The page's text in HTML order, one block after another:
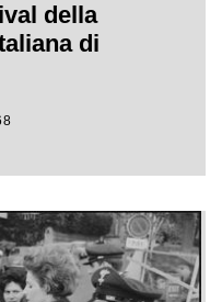
della
di